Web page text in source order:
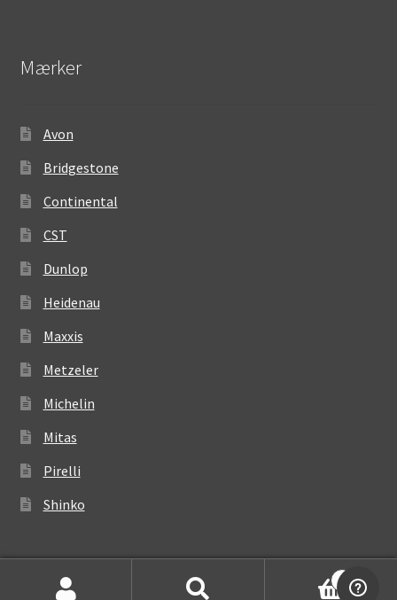
Mærker
Avon
Bridgestone
Continental
CST
Dunlop
Heidenau
Maxxis
Metzeler
Michelin
Mitas
Pirelli
Shinko
0